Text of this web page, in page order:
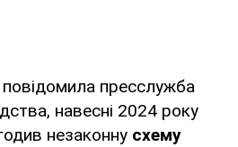
пресслужба
навесні 2024 року
незаконну схему